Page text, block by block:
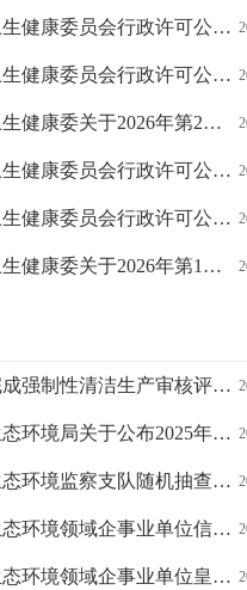
员会行政许可公示信息 （5月）
行政许可公示信息（2026年4月）
第2批限制类医疗技术审核通过名单...
行政许可公示信息（2026年3月）
行政许可公示信息（2026年2月）
第1批限制类医疗技术审核通过名单...
审核评估验收企业名单（2025年11月...
手机最新地址手机app环境信息依法披露企业...
机抽查现场检查情况统计表（2024年...
事业单位信息主动公开基本目录
业单位皇冠公开信息适用主体清单